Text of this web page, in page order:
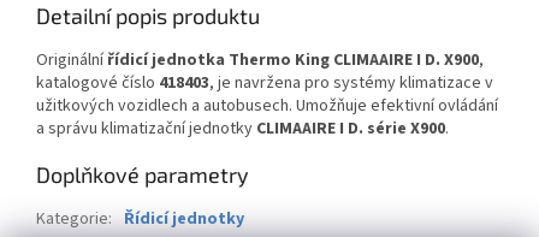
Detailní popis produktu
Originálnířídicí jednotka Thermo King CLIMAAIRE I D. X900,
katalogové číslo 418403, je navržena pro systémy klimatizace v
užitkových vozidlech a autobusech. Umožňuje efektivní ovládání
a správu klimatizační jednotky CLIMAAIRE I D. série X900.
Doplňkové parametry
Kategorie: Řídicí jednotky